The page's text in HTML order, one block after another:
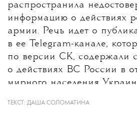
распространила
информацию о действиях
армии. Речь идет о
в ее Telegram-канале,
по версии СК, содержали
о действиях ВС России в
мирного населения
Какие именно материалы
ТЕКСТ: ДАША СОЛОМАТИНА